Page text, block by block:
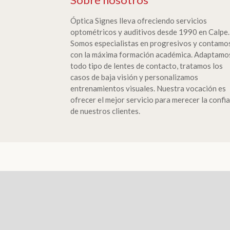
Óptica Signes lleva ofreciendo servicios
optométricos y auditivos desde 1990 en Calpe.
Somos especialistas en progresivos y
con la máxima formación académica.
todo tipo de lentes de contacto, tratamos los
casos de baja visión y personalizamos
entrenamientos visuales. Nuestra vocación es
ofrecer el mejor servicio para merecer la
de nuestros clientes.